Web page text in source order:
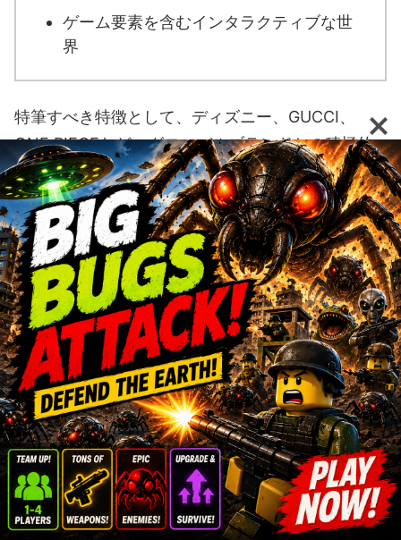
ゲーム要素を含むインタラクティブな世
界
特筆すべき特徴として、ディズニー、GUCCI、
ONE PIECEなど、グローバルブランドとの積極的
なコラボレーション展開が挙げられます。ユーザー
は自分の写真から作成した精密な3Dアバターを使
用でき、全世界での登録者数は2億人を突破してい
ます。
4. cluster（クラスター）：日本発のメタバー
スプラットフォーム
clusterは、4万以上のユーザー作成ワールドを擁す
る日本最大級のメタバースプラットフォームです。
2017年のリリース以来、以下のような成長を遂げ
ています。